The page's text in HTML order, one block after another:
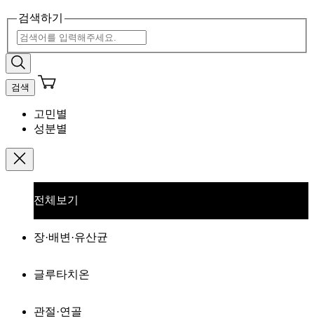
검색하기
검색
고민별
성분별
전체보기
장·배변·유산균
글루타치온
관절·연골